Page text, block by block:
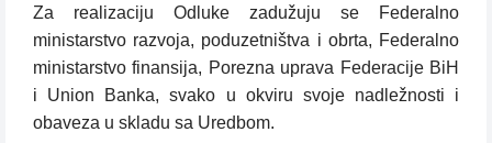
Za realizaciju Odluke zadužuju se Federalno
ministarstvo razvoja, poduzetništva i obrta, Federalno
ministarstvo finansija, Porezna uprava Federacije BiH
i Union Banka, svako u okviru svoje nadležnosti i
obaveza u skladu sa Uredbom.